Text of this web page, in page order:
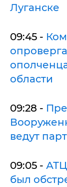
Луганске
09:45 -
области
09:28 -
ведут
09:05 -
был